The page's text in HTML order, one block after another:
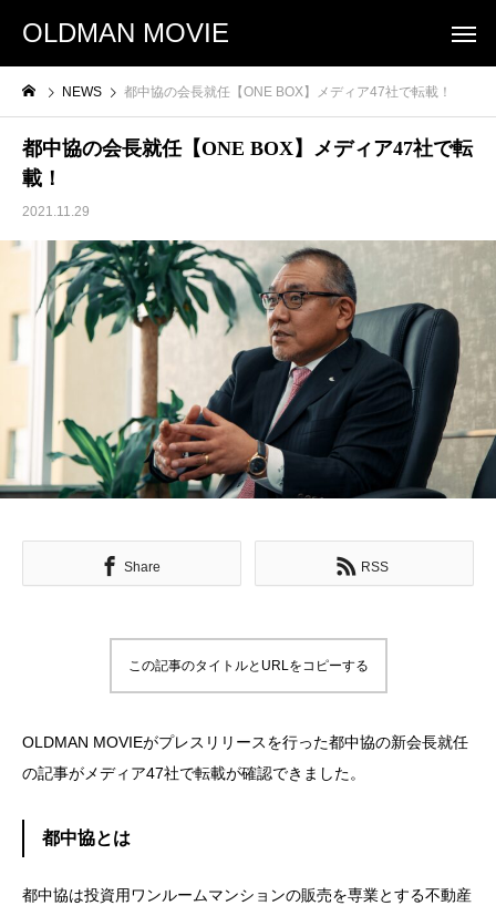
OLDMAN MOVIE
NEWS 都中協の会長就任【ONE BOX】メディア47社で転載！
都中協の会長就任【ONE BOX】メディア47社で転
載！
2021.11.29
Share RSS
この記事のタイトルとURLをコピーする
OLDMAN MOVIEがプレスリリースを行った都中協の新会長就任
の記事がメディア47社で転載が確認できました。
都中協とは
都中協は投資用ワンルームマンションの販売を専業とする不動産